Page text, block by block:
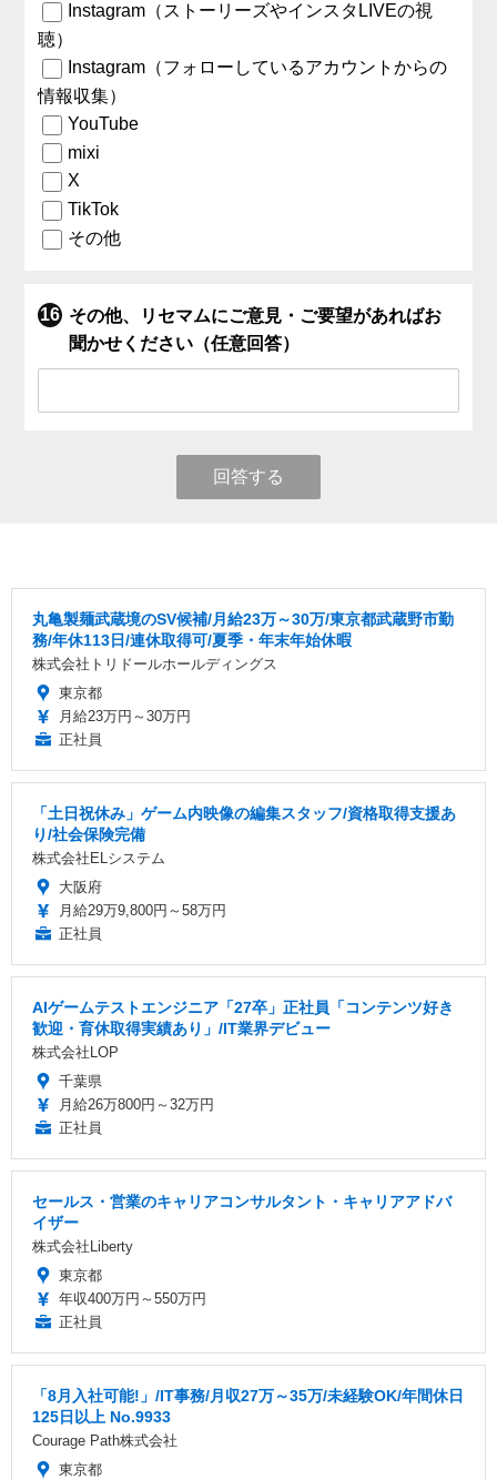
Instagram（ストーリーズやインスタLIVEの視
聴）
Instagram（フォローしているアカウントからの
情報収集）
YouTube
mixi
X
TikTok
その他
その他、リセマムにご意見・ご要望があればお
聞かせください（任意回答）
回答する
丸亀製麺武蔵境のSV候補/月給23万～30万/東京都武蔵野市勤
務/年休113日/連休取得可/夏季・年末年始休暇
株式会社トリドールホールディングス
東京都
月給23万円～30万円
正社員
「土日祝休み」ゲーム内映像の編集スタッフ/資格取得支援あ
り/社会保険完備
株式会社ELシステム
大阪府
月給29万9,800円～58万円
正社員
AIゲームテストエンジニア「27卒」正社員「コンテンツ好き
歓迎・育休取得実績あり」/IT業界デビュー
株式会社LOP
千葉県
月給26万800円～32万円
正社員
セールス・営業のキャリアコンサルタント・キャリアアドバ
イザー
株式会社Liberty
東京都
年収400万円～550万円
正社員
「8月入社可能!」/IT事務/月収27万～35万/未経験OK/年間休日
125日以上 No.9933
Courage Path株式会社
東京都